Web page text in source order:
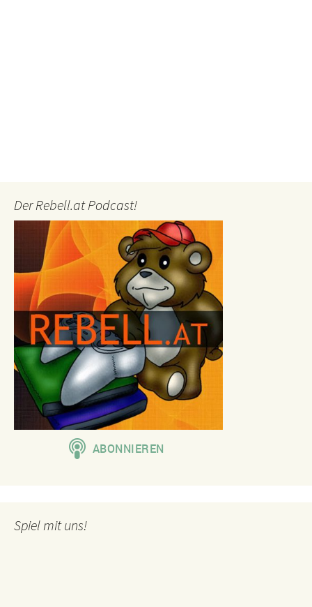
Der Rebell.at Podcast!
Spiel mit uns!